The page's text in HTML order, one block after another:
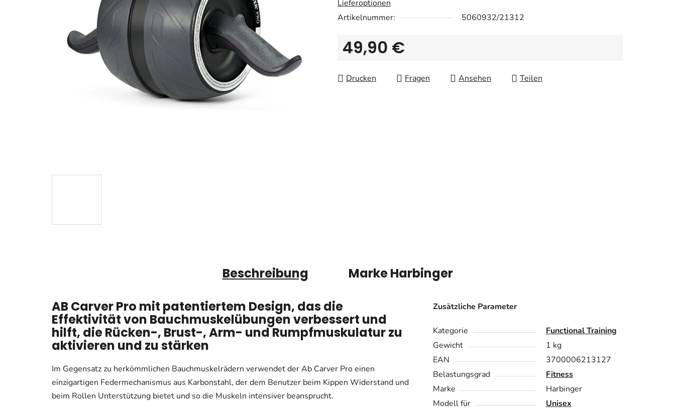
Lieferoptionen
Artikelnummer:
5060932/21312
49,90 €
Drucken
Fragen Ansehen Teilen
Beschreibung MarkeHarbinger
AB Carver Pro mit patentiertem Design, das die
Effektivität von Bauchmuskelübungen verbessert und
hilft, die Rücken-, Brust-, Arm- und Rumpfmuskulatur zu
aktivieren und zu stärken
Im Gegensatz zu herkömmlichen Bauchmuskelrädern verwendet der Ab Carver Pro einen
einzigartigen Federmechanismus aus Karbonstahl, der dem Benutzer beim Kippen Widerstand und
beim Rollen Unterstützung bietet und so die Muskeln intensiver beansprucht.
Zusätzliche Parameter
Kategorie
Functional Training
Gewicht
1 kg
EAN
3700006213127
Belastungsgrad
Fitness
Marke
Harbinger
Modell für
Unisex